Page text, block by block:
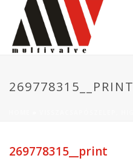
269778315__PRINT
269778315__print